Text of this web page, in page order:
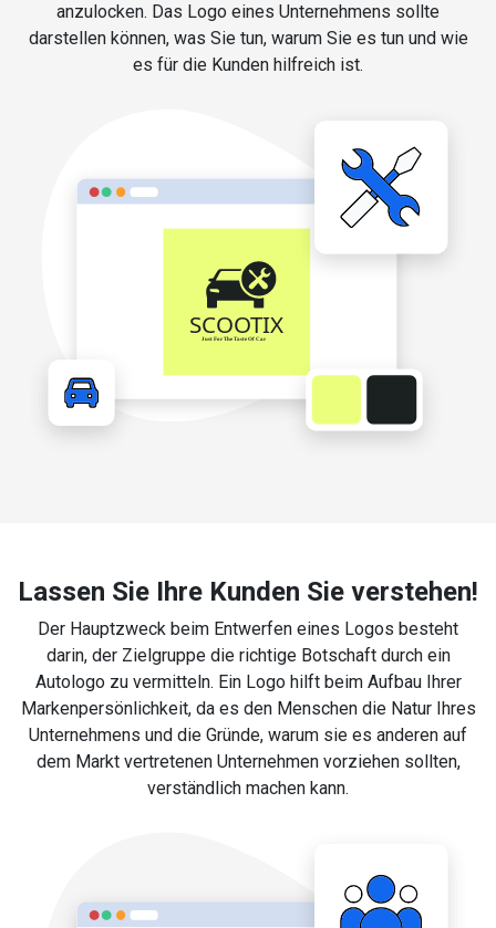
anzulocken. Das Logo eines Unternehmens sollte
darstellen können, was Sie tun, warum Sie es tun und wie
es für die Kunden hilfreich ist.
Lassen Sie Ihre Kunden Sie verstehen!
Der Hauptzweck beim Entwerfen eines Logos besteht
darin, der Zielgruppe die richtige Botschaft durch ein
Autologo zu vermitteln. Ein Logo hilft beim Aufbau Ihrer
Markenpersönlichkeit, da es den Menschen die Natur Ihres
Unternehmens und die Gründe, warum sie es anderen auf
dem Markt vertretenen Unternehmen vorziehen sollten,
verständlich machen kann.